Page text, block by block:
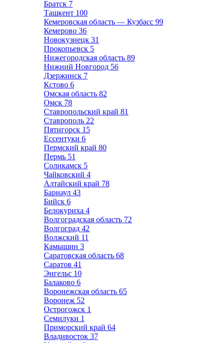
Братск 7
Ташкент 100
Кемеровская область — Кузбасс 99
Кемерово 36
Новокузнецк 31
Прокопьевск 5
Нижегородская область 89
Нижний Новгород 56
Дзержинск 7
Кстово 6
Омская область 82
Омск 78
Ставропольский край 81
Ставрополь 22
Пятигорск 15
Ессентуки 6
Пермский край 80
Пермь 51
Соликамск 5
Чайковский 4
Алтайский край 78
Барнаул 43
Бийск 6
Белокуриха 4
Волгоградская область 72
Волгоград 42
Волжский 11
Камышин 3
Саратовская область 68
Саратов 41
Энгельс 10
Балаково 6
Воронежская область 65
Воронеж 52
Острогожск 1
Семилуки 1
Приморский край 64
Владивосток 37